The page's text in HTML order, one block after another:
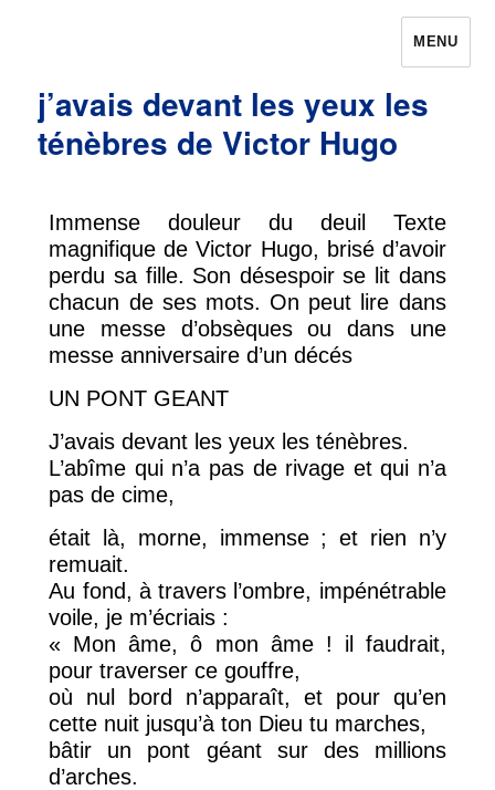
MENU
j’avais devant les yeux les
ténèbres de Victor Hugo
Immense douleur du deuil Texte
magnifique de Victor Hugo, brisé d’avoir
perdu sa fille. Son désespoir se lit dans
chacun de ses mots. On peut lire dans
une messe d’obsèques ou dans une
messe anniversaire d’un décés
UN PONT GEANT
J’avais devant les yeux les ténèbres.
L’abîme qui n’a pas de rivage et qui n’a
pas de cime,
était là, morne, immense ; et rien n’y
remuait.
Au fond, à travers l’ombre, impénétrable
voile, je m’écriais :
« Mon âme, ô mon âme ! il faudrait,
pour traverser ce gouffre,
où nul bord n’apparaît, et pour qu’en
cette nuit jusqu’à ton Dieu tu marches,
bâtir un pont géant sur des millions
d’arches.